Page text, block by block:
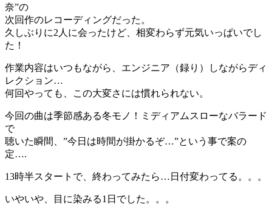
奈”の
次回作のレコーディングだった。
久しぶりに2人に会ったけど、相変わらず元気いっぱいでし
た！
作業内容はいつもながら、エンジニア（録り）しながらディ
レクション…
何回やっても、この大変さには慣れられない。
今回の曲は季節感ある冬モノ！ミディアムスローなバラード
で
聴いた瞬間、”今日は時間が掛かるぞ…”という事で案の
定….
13時半スタートで、終わってみたら…日付変わってる。。。
いやいや、目に染みる1日でした。。。